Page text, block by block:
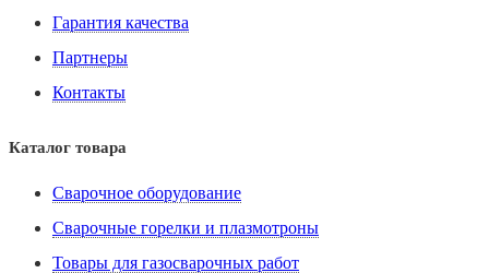
Гарантия качества
Партнеры
Контакты
Каталог товара
Сварочное оборудование
Сварочные горелки и плазмотроны
Товары для газосварочных работ